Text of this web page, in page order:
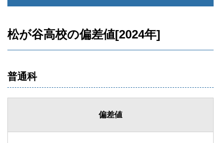
松が谷高校の偏差値[2024年]
普通科
偏差値